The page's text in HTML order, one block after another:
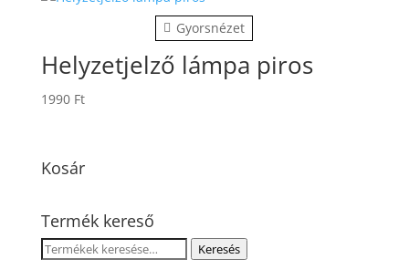
Gyorsnézet
Helyzetjelző lámpa piros
1990 Ft
Kosár
Termék kereső
Keresés
Keresés